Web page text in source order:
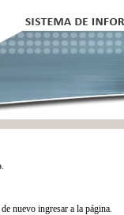
nuevo ingresar a la página.